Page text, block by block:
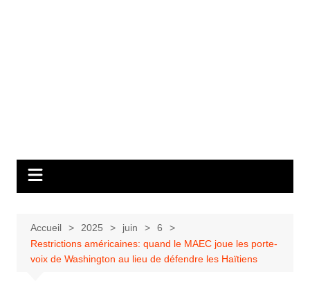
Accueil 2025 juin
6
Restrictions américaines: quand le MAEC joue les porte-
voix de Washington au lieu de défendre les Haïtiens